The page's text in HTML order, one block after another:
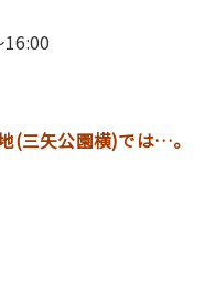
16:00
(三矢公園横)では…。